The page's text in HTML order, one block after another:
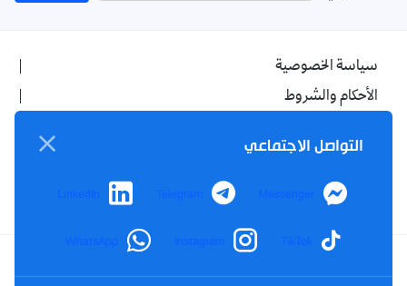
سياسة الخصوصية
الأحكام والشروط
اتصل بنا
من نحن
التواصل الاجتماعي
Messenger
Telegram
LinkedIn
TikTok
Instagram
WhatsApp